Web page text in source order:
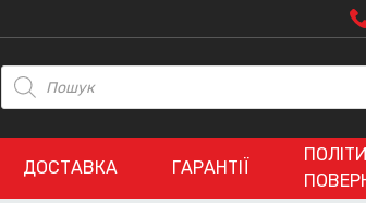
Пошук
товарів
ДОСТАВКА ГАРАНТІЇ